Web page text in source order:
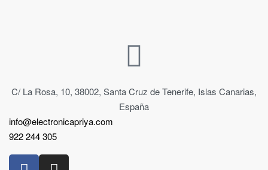
C/ La Rosa, 10, 38002, Santa Cruz de Tenerife, Islas Canarias,
España
info@electronicapriya.com
922 244 305